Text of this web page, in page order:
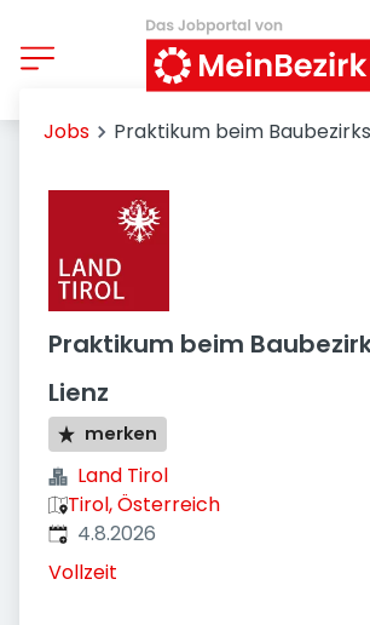
Jobs Praktikum beim
Praktikum beim
Lienz
merken
Land Tirol
Tirol, Österreich
Veröffentlicht
4.8.2026
Vollzeit